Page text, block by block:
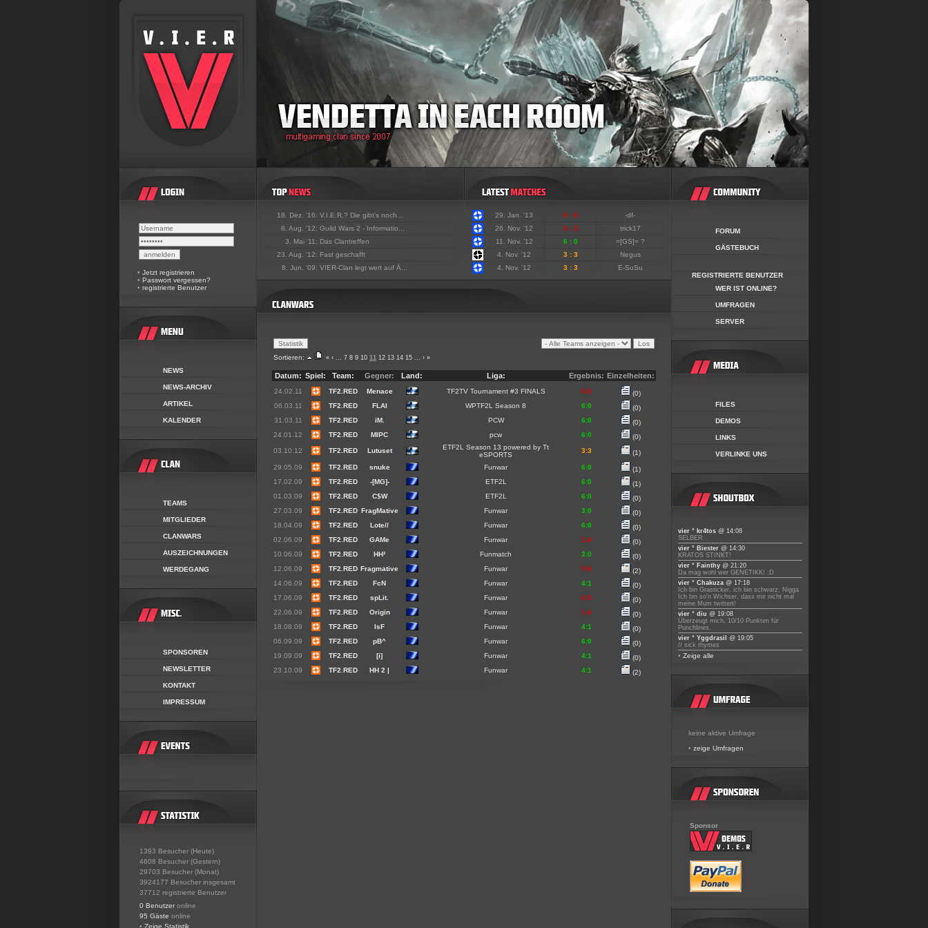
• Jetzt registrieren
• Passwort vergessen?
• registrierte Benutzer
NEWS
NEWS-ARCHIV
ARTIKEL
KALENDER
TEAMS
MITGLIEDER
CLANWARS
AUSZEICHNUNGEN
WERDEGANG
SPONSOREN
NEWSLETTER
KONTAKT
IMPRESSUM
1393 Besucher (Heute)
4608 Besucher (Gestern)
29703 Besucher (Monat)
3924177 Besucher insgesamt
37712 registrierte Benutzer
0 Benutzer online
95 Gäste online
• Zeige Statistik
18. Dez. '16: V.I.E.R.? Die gibt's noch...
8. Aug. '12: Guild Wars 2 - Informatio...
3. Mai '11: Das Clantreffen
23. Aug. '12: Fast geschafft
8. Jun. '09: VIER-Clan legt wert auf Ä...
29. Jan. '13 0 : 6
-df-
26. Nov. '12
0 : 3
trick17
11. Nov. '12
6 : 0
=[GS]= ?
4. Nov. '12
3 : 3
Negus
4. Nov. '12
3 : 3 E-SuSu
Sortieren: « ‹ ... 7 8 9 10 11 12 13 14 15 ... › »
Datum: Spiel: Team: Gegner: Land: Liga: Ergebnis: Einzelheiten:
24.02.11 TF2.RED Menace TF2TV Tournament #3 FINALS 0:6
(0)
06.03.11
TF2.RED FLAI WPTF2L Season 8 6:0
(0)
31.03.11
TF2.RED iM. PCW 6:0
(0)
24.01.12
TF2.RED MIPC pcw 6:0
(0)
03.10.12
TF2.RED Lutuset
ETF2L Season 13 powered by Tt
eSPORTS
3:3
(1)
29.05.09
TF2.RED snuke Funwar 6:0
(1)
17.02.09
TF2.RED -[MG]- ETF2L 6:0
(1)
01.03.09
TF2.RED C$W ETF2L 6:0
(0)
27.03.09
TF2.RED FragMative Funwar 3:0
(0)
18.04.09
TF2.RED Lote// Funwar 6:0
(0)
02.06.09
TF2.RED GAMe Funwar 1:4
(0)
10.06.09
TF2.RED HH² Funmatch 3:0
(0)
12.06.09
TF2.RED Fragmative Funwar 0:6
(2)
14.06.09
TF2.RED FcN Funwar 4:1
(0)
17.06.09
TF2.RED spLit. Funwar 0:3
(0)
22.06.09
TF2.RED Origin Funwar 1:4
(0)
18.08.09
TF2.RED IsF Funwar 4:1
(0)
06.09.09
TF2.RED pB^ Funwar 6:0
(0)
19.09.09
TF2.RED [i] Funwar 4:1
(0)
23.10.09
TF2.RED HH 2 | Funwar 4:1 (2)
FORUM
GÄSTEBUCH
REGISTRIERTE BENUTZER
WER IST ONLINE?
UMFRAGEN
SERVER
FILES
DEMOS
LINKS
VERLINKE UNS
vier ° kr4tos @ 14:08
SELBER
vier ° Biester @ 14:30
KRATOS STINKT!
vier ° Fainthy @ 21:20
Da mag wohl wer GENETIKK! :D
vier ° Chakuza @ 17:18
Ich bin Grasticker, ich bin schwarz, Nigga
Ich bin so'n Wichser, dass mir nicht mal
meine Mum twittert!
vier ° diu @ 19:08
Überzeugt mich, 10/10 Punkten für
Punchlines.
vier ° Yggdrasil
@ 19:05
// sick rhymes
• Zeige alle
keine aktive Umfrage
• zeige Umfragen
Sponsor